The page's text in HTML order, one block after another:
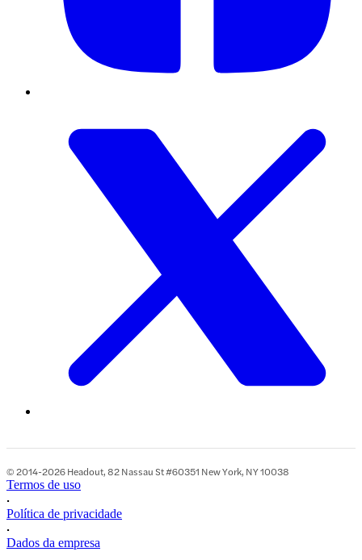
© 2014-2026 Headout, 82 Nassau St #60351 New York, NY 10038
Termos de uso
•
Política de privacidade
•
Dados da empresa